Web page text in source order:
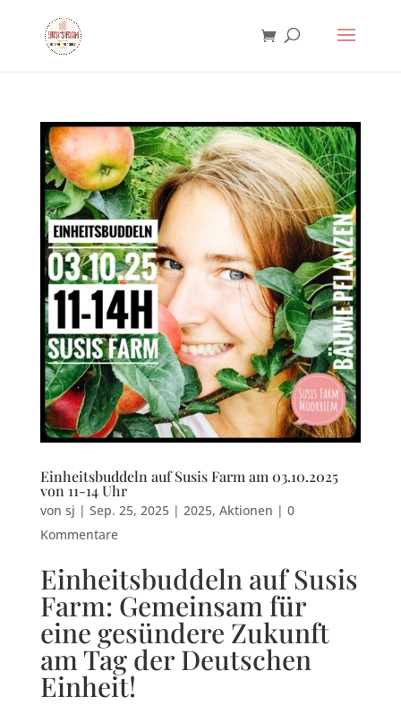
Einheitsbuddeln auf Susis Farm am 03.10.2025
von 11-14 Uhr
von sj | Sep. 25, 2025| 2025, Aktionen | 0
Kommentare
Einheitsbuddeln auf Susis
Farm: Gemeinsam für
eine gesündere Zukunft
am Tag der Deutschen
Einheit!